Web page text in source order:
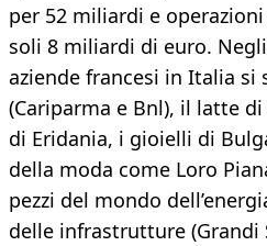
per 52 miliardi e
soli 8 miliardi di euro.
aziende francesi in Italia si
(Cariparma e Bnl), il latte
di Eridania, i gioielli di
della moda come Loro
pezzi del mondo
delle infrastrutture (Grandi